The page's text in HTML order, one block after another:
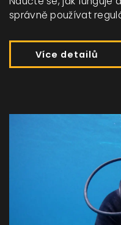
správně používat
Více detailů